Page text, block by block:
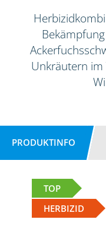
Unkräutern
PRODUKTINFO
TOP
HERBIZID